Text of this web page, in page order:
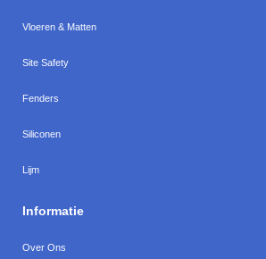
Vloeren & Matten
Site Safety
Fenders
Siliconen
Lijm
Informatie
Over Ons